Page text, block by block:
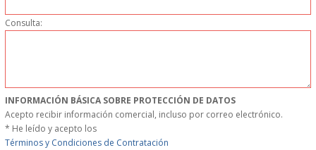
MUEBLES
MUEBLES INOX. COCINA
Consulta:
INFORMACIÓN BÁSICA SOBRE PROTECCIÓN DE DATOS
Acepto recibir información comercial, incluso por correo electrónico.
* He leído y acepto los
Términos y Condiciones de Contratación